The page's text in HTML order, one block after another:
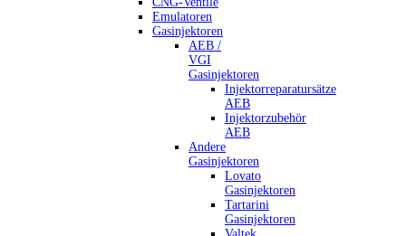
Emulatoren
Gasinjektoren
AEB /
VGI
Gasinjektoren
Injektorreparatursätze
AEB
Injektorzubehör
AEB
Andere
Gasinjektoren
Lovato
Gasinjektoren
Tartarini
Gasinjektoren